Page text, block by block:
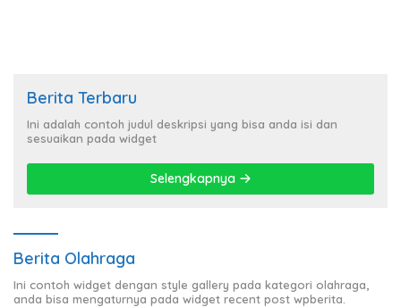
Berita Terbaru
Ini adalah contoh judul deskripsi yang bisa anda isi dan
sesuaikan pada widget
Selengkapnya
Berita Olahraga
Ini contoh widget dengan style gallery pada kategori olahraga,
anda bisa mengaturnya pada widget recent post wpberita.